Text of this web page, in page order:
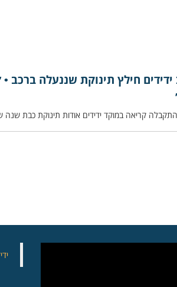
חילץ תינוקת שננעלה ברכב